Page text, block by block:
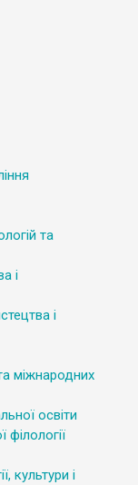
та
і
і
міжнародних
освіти
культури і